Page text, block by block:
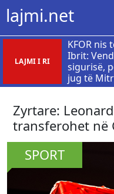
lajmi.net
LAJMI I RI
KFOR nis
Ibrit:
sigurisë,
jug të
Zyrtare:
transferohet në
SPORT